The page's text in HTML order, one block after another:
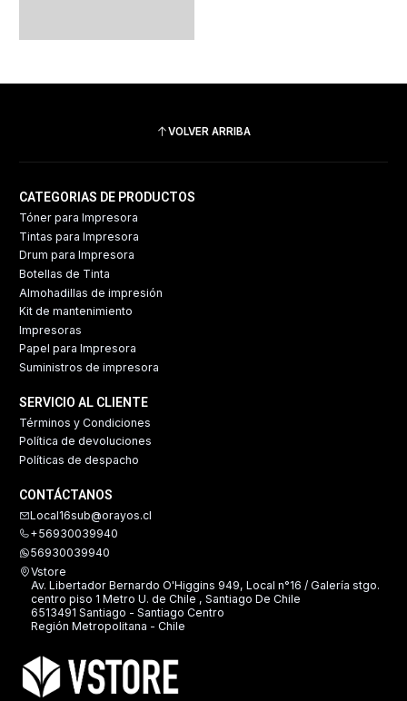
VOLVER ARRIBA
CATEGORIAS DE PRODUCTOS
Tóner para Impresora
Tintas para Impresora
Drum para Impresora
Botellas de Tinta
Almohadillas de impresión
Kit de mantenimiento
Impresoras
Papel para Impresora
Suministros de impresora
SERVICIO AL CLIENTE
Términos y Condiciones
Política de devoluciones
Políticas de despacho
CONTÁCTANOS
Local16sub@orayos.cl
+56930039940
56930039940
Vstore
Av. Libertador Bernardo O'Higgins 949, Local n°16 / Galería stgo.
centro piso 1 Metro U. de Chile , Santiago De Chile
6513491 Santiago - Santiago Centro
Región Metropolitana - Chile